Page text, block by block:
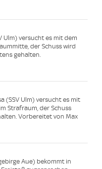
Ulm) versucht es mit dem
der Schuss wird
gehalten.
(SSV Ulm) versucht es mit
Strafraum, der Schuss
Vorbereitet von Max
Aue) bekommt in